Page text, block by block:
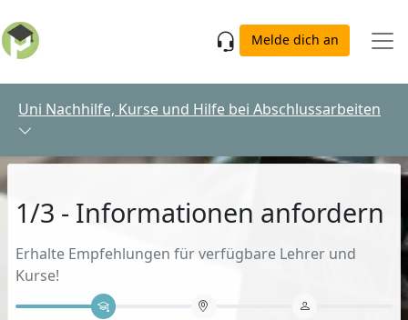
Melde dich an
Uni Nachhilfe, Kurse und Hilfe bei Abschlussarbeiten
1/3 - Informationen anfordern
Erhalte Empfehlungen für verfügbare Lehrer und
Kurse!